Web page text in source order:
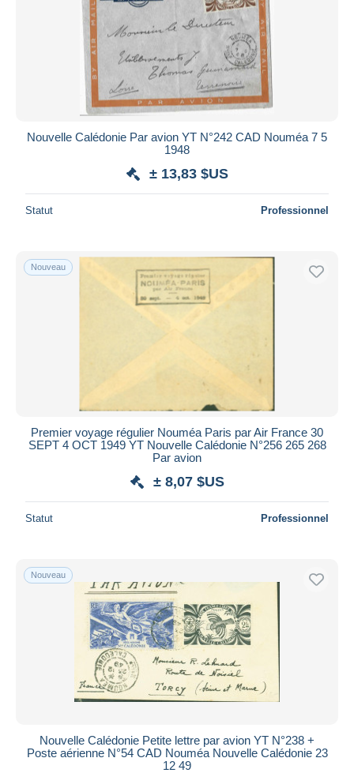
Nouvelle Calédonie Par avion YT N°242 CAD Nouméa 7 5
1948
± 13,83 $US
Statut Professionnel
Nouveau
Premier voyage régulier Nouméa Paris par Air France 30
SEPT 4 OCT 1949 YT Nouvelle Calédonie N°256 265 268
Par avion
± 8,07 $US
Statut Professionnel
Nouveau
Nouvelle Calédonie Petite lettre par avion YT N°238 +
Poste aérienne N°54 CAD Nouméa Nouvelle Calédonie 23
12 49